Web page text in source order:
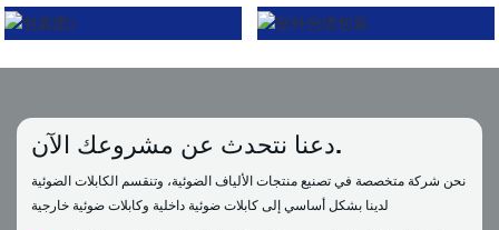
دعنا نتحدث عن مشروعك الآن.
نحن شركة متخصصة في تصنيع منتجات الألياف الضوئية، وتنقسم الكابلات الضوئية